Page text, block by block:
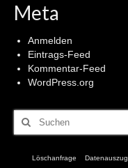
Meta
Anmelden
Eintrags-Feed
Kommentar-Feed
WordPress.org
Suchen
nach:
Löschanfrage Datenauszug